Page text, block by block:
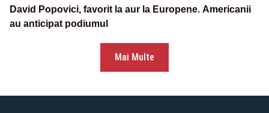
David Popovici, favorit la aur la Europene. Americanii
au anticipat podiumul
Mai Multe